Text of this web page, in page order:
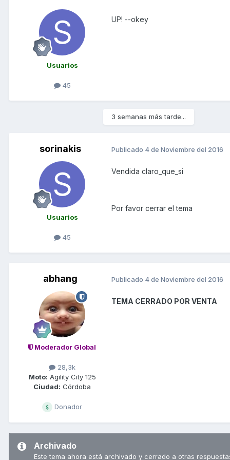
Usuarios
45
UP! --okey
3 semanas más tarde...
sorinakis
Usuarios
45
Publicado 4 de Noviembre del 2016
Vendida claro_que_si
Por favor cerrar el tema
abhang
Moderador Global
28,3k
Moto: Agility City 125
Ciudad: Córdoba
Donador
Publicado 4 de Noviembre del 2016
TEMA CERRADO POR VENTA
Archivado
Este tema ahora está archivado y cerrado a otras